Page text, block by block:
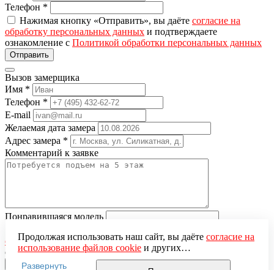
Телефон *
Нажимая кнопку «Отправить», вы даёте согласие на
обработку персональных данных и подтверждаете
ознакомление с Политикой обработки персональных данных
Вызов замерщика
Имя *
Телефон *
E-mail
Желаемая дата замера
Адрес замера *
Комментарий к заявке
Понравившаяся модель
обработку персональных данных и подтверждаете
ознакомление сПолитикой обработки персональных данных
Продолжая использовать наш сайт, вы даёте согласие на
использование файлов cookieи других
пользовательских данных (включая IP-адрес, сведения о
Развернуть